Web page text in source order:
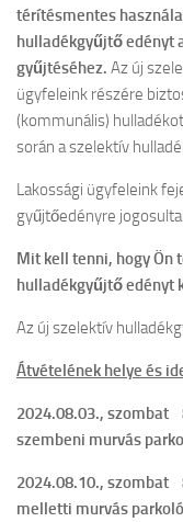
térítésmentes
hulladékgyűjtő edényt
gyűjtéséhez. Az új
ügyfeleink részére
(kommunális)
során a szelektív
Lakossági ügyfeleink
gyűjtőedényre
Mit kell tenni, hogy Ön
hulladékgyűjtő edényt
Az új szelektív
Átvételének helye és
2024.08.03.,
szembeni murvás
2024.08.10.,
melletti murvás parkoló